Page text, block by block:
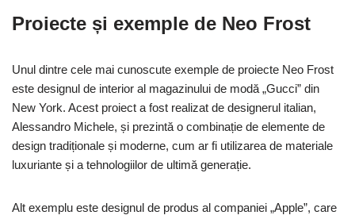
Proiecte și exemple de Neo Frost
Unul dintre cele mai cunoscute exemple de proiecte Neo Frost
este designul de interior al magazinului de modă „Gucci” din
New York. Acest proiect a fost realizat de designerul italian,
Alessandro Michele, și prezintă o combinație de elemente de
design tradiționale și moderne, cum ar fi utilizarea de materiale
luxuriante și a tehnologiilor de ultimă generație.
Alt exemplu este designul de produs al companiei „Apple”, care